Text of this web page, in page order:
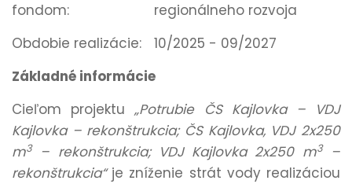
fondom:
regionálneho rozvoja
Obdobie realizácie:
10/2025 - 09/2027
Základné informácie
Cieľom projektu„Potrubie ČS Kajlovka – VDJ
Kajlovka – rekonštrukcia; ČS Kajlovka, VDJ 2x250
m3– rekonštrukcia; VDJ Kajlovka 2x250 m3–
rekonštrukcia“je zníženie strát vody realizáciou